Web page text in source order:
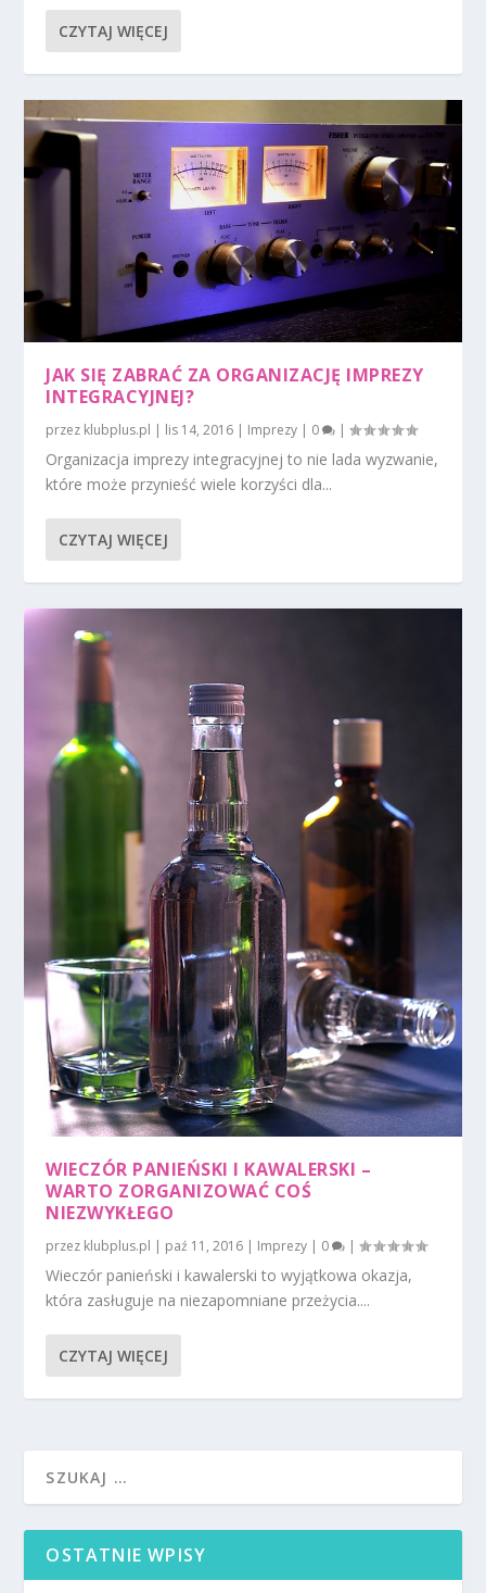
CZYTAJ WIĘCEJ
JAK SIĘ ZABRAĆ ZA ORGANIZACJĘ IMPREZY
INTEGRACYJNEJ?
przez klubplus.pl | lis 14, 2016 | Imprezy | 0 |
Organizacja imprezy integracyjnej to nie lada wyzwanie,
które może przynieść wiele korzyści dla...
CZYTAJ WIĘCEJ
WIECZÓR PANIEŃSKI I KAWALERSKI –
WARTO ZORGANIZOWAĆ COŚ
NIEZWYKŁEGO
przez klubplus.pl | paź 11, 2016 | Imprezy | 0 |
Wieczór panieński i kawalerski to wyjątkowa okazja,
która zasługuje na niezapomniane przeżycia....
CZYTAJ WIĘCEJ
OSTATNIE WPISY